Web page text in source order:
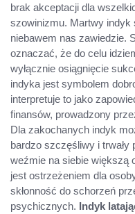
brak akceptacji dla
szowinizmu. Martwy indyk
niebawem nas zawiedzie.
oznaczać, że do celu
wyłącznie osiągnięcie
indyka jest symbolem
interpretuje to jako
finansów, prowadzony
Dla zakochanych indyk
bardzo szczęśliwy i trwały
weźmie na siebie większą
jest ostrzeżeniem dla
skłonność do schorzeń
psychicznych. Indyk